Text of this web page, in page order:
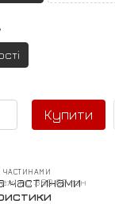
Купити
ЧАСТИНАМИ
по 389.67 грн